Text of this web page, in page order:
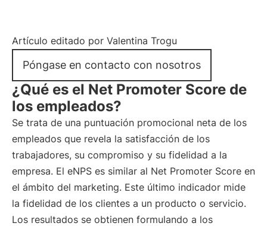
Artículo editado por Valentina Trogu
Póngase en contacto con nosotros
¿Qué es el Net Promoter Score de
los empleados?
Se trata de una puntuación promocional neta de los
empleados que revela la satisfacción de los
trabajadores, su compromiso y su fidelidad a la
empresa. El eNPS es similar al Net Promoter Score en
el ámbito del marketing. Este último indicador mide
la fidelidad de los clientes a un producto o servicio.
Los resultados se obtienen formulando a los